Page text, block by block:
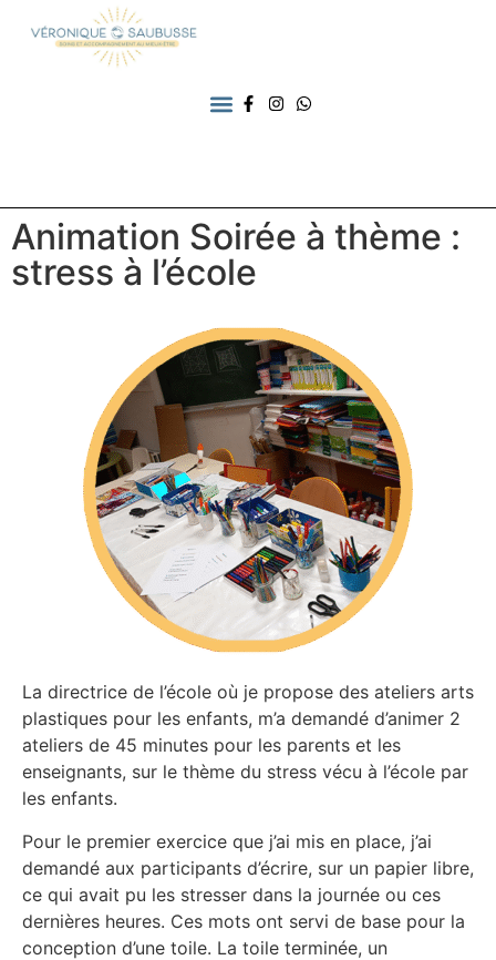
Animation Soirée à thème :
stress à l’école
La directrice de l’école où je propose des ateliers arts
plastiques pour les enfants, m’a demandé d’animer 2
ateliers de 45 minutes pour les parents et les
enseignants, sur le thème du stress vécu à l’école par
les enfants.
Pour le premier exercice que j’ai mis en place, j’ai
demandé aux participants d’écrire, sur un papier libre,
ce qui avait pu les stresser dans la journée ou ces
dernières heures. Ces mots ont servi de base pour la
conception d’une toile. La toile terminée, un